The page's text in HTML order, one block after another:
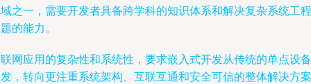
之一，需要开发者具备跨学科的知识体系和解决复杂系统工程
的能力。
网应用的复杂性和系统性，要求嵌入式开发从传统的单点设备
，转向更注重系统架构、互联互通和安全可信的整体解决方案